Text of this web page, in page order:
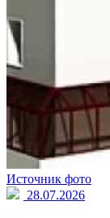
Источник фото
28.07.2026